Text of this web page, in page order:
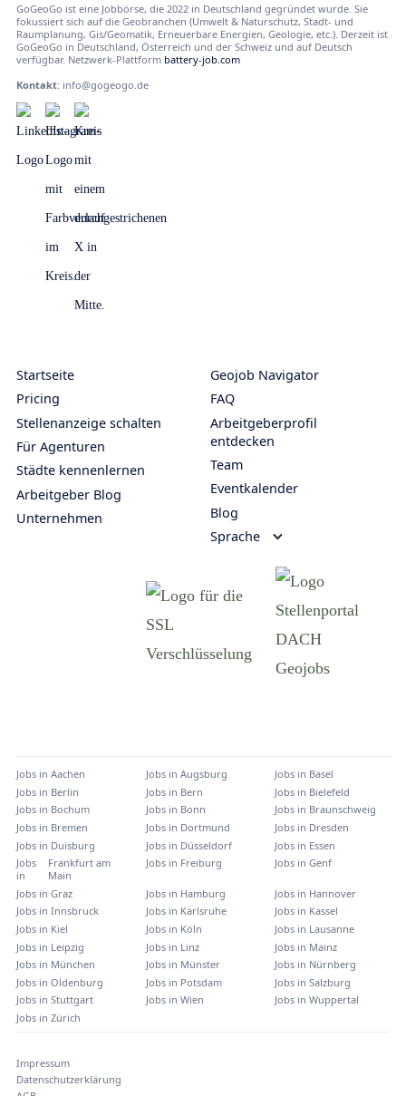
GoGeoGo ist eine Jobbörse, die 2022 in Deutschland gegründet wurde. Sie
fokussiert sich auf die Geobranchen (Umwelt & Naturschutz, Stadt- und
Raumplanung, Gis/Geomatik, Erneuerbare Energien, Geologie, etc.). Derzeit ist
GoGeoGo in Deutschland, Österreich und der Schweiz und auf Deutsch
verfügbar. Netzwerk-Plattform battery-job.com
Kontakt: info@gogeogo.de
Startseite
Pricing
Stellenanzeige schalten
Für Agenturen
Städte kennenlernen
Arbeitgeber Blog
Unternehmen
Geojob Navigator
FAQ
Arbeitgeberprofil
entdecken
Team
Eventkalender
Blog
Sprache
Jobs in Aachen Jobs in Augsburg Jobs in Basel
Jobs in Berlin Jobs in Bern Jobs in Bielefeld
Jobs in Bochum Jobs in Bonn Jobs in Braunschweig
Jobs in Bremen Jobs in Dortmund Jobs in Dresden
Jobs in Duisburg Jobs in Düsseldorf Jobs in Essen
Jobs
in
Frankfurt am
Main
Jobs in Freiburg Jobs inGenf
Jobs in Graz Jobs in Hamburg Jobs in Hannover
Jobs in Innsbruck Jobs in Karlsruhe Jobs in Kassel
Jobs in Kiel Jobs in Köln Jobs in Lausanne
Jobs in Leipzig Jobs in Linz Jobs in Mainz
Jobs in München Jobs in Münster Jobs in Nürnberg
Jobs in Oldenburg Jobs in Potsdam Jobs inSalzburg
Jobs in Stuttgart Jobs in Wien Jobs inWuppertal
Jobs in Zürich
Impressum
Datenschutzerklärung